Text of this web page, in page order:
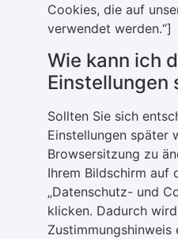
Cookies, die auf
verwendet werden.“]
Wie kann ich
Einstellungen
Sollten Sie sich
Einstellungen später
Browsersitzung zu
Ihrem Bildschirm auf
„Datenschutz- und
klicken. Dadurch
Zustimmungshinweis